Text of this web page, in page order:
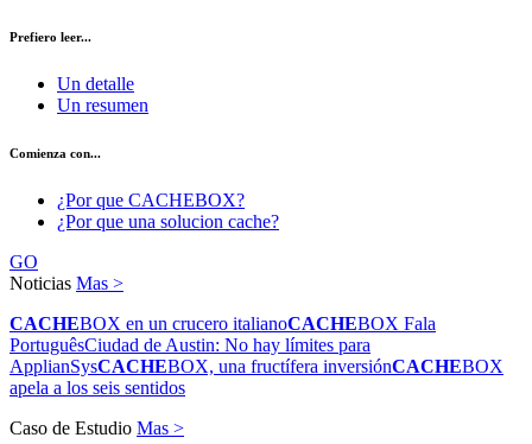
Prefiero leer...
Un detalle
Un resumen
Comienza con...
¿Por que CACHEBOX?
¿Por que una solucion cache?
GO
Noticias Mas >
CACHEBOX en un crucero italianoCACHEBOX Fala
PortuguêsCiudad de Austin: No hay límites para
ApplianSysCACHEBOX, una fructífera inversiónCACHEBOX
apela a los seis sentidos
Caso de Estudio Mas >